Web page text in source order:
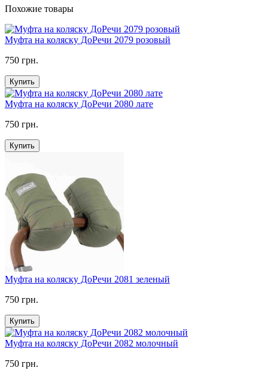
Похожие товары
Муфта на коляску ДоРечи 2079 розовый
750 грн.
Купить
Муфта на коляску ДоРечи 2080 лате
750 грн.
Купить
Муфта на коляску ДоРечи 2081 зеленый
750 грн.
Купить
Муфта на коляску ДоРечи 2082 молочный
750 грн.